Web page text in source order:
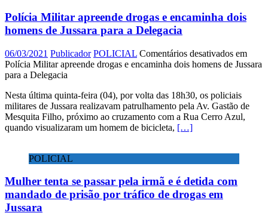
Polícia Militar apreende drogas e encaminha dois
homens de Jussara para a Delegacia
06/03/2021 Publicador POLICIAL Comentários desativados em
Polícia Militar apreende drogas e encaminha dois homens de Jussara
para a Delegacia
Nesta última quinta-feira (04), por volta das 18h30, os policiais
militares de Jussara realizavam patrulhamento pela Av. Gastão de
Mesquita Filho, próximo ao cruzamento com a Rua Cerro Azul,
quando visualizaram um homem de bicicleta, […]
POLICIAL
Mulher tenta se passar pela irmã e é detida com
mandado de prisão por tráfico de drogas em
Jussara